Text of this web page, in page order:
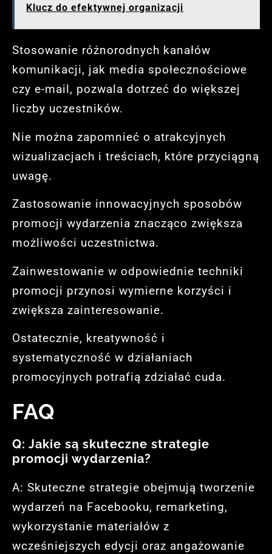
Klucz do efektywnej organizacji
Stosowanie różnorodnych kanałów
komunikacji, jak media społecznościowe
czy e-mail, pozwala dotrzeć do większej
liczby uczestników.
Nie można zapomnieć o atrakcyjnych
wizualizacjach i treściach, które przyciągną
uwagę.
Zastosowanie innowacyjnych sposobów
promocji wydarzenia znacząco zwiększa
możliwości uczestnictwa.
Zainwestowanie w odpowiednie techniki
promocji przynosi wymierne korzyści i
zwiększa zainteresowanie.
Ostatecznie, kreatywność i
systematyczność w działaniach
promocyjnych potrafią zdziałać cuda.
FAQ
Q: Jakie są skuteczne strategie
promocji wydarzenia?
A: Skuteczne strategie obejmują tworzenie
wydarzeń na Facebooku, remarketing,
wykorzystanie materiałów z
wcześniejszych edycji oraz angażowanie